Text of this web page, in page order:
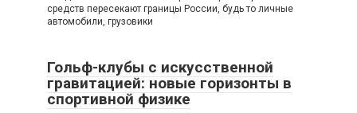
средств пересекают границы России, будь то личные
автомобили, грузовики
Гольф-клубы с искусственной
гравитацией: новые горизонты в
спортивной физике